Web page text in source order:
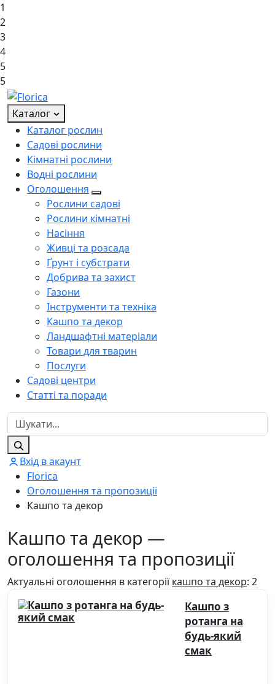
1
2
3
4
5
5
Каталог
Каталог рослин
Садові рослини
Кімнатні рослини
Водні рослини
Оголошення
Рослини садові
Рослини кімнатні
Насіння
Живці та розсада
Ґрунт і субстрати
Добрива та захист
Газони
Інструменти та техніка
Кашпо та декор
Ландшафтні матеріали
Товари для тварин
Послуги
Садові центри
Статті та поради
Вхід в акаунт
Florica
Оголошення та пропозиції
Кашпо та декор
Кашпо та декор —
оголошення та пропозиції
Актуальні оголошення в категоріїкашпо та декор: 2
Кашпо з
ротанга на
будь-який
смак